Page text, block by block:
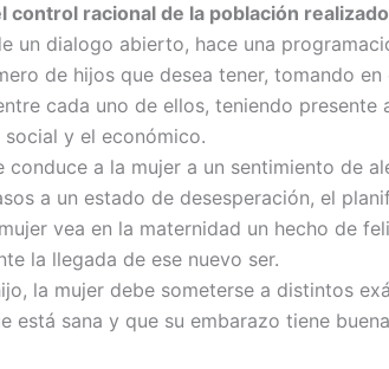
control racional de la población
un dialogo abierto, hace una
de hijos que desea tener, tomando en
cada uno de ellos, teniendo presente
y el económico.
conduce a la mujer a un sentimiento de
a un estado de desesperación, el
vea en la maternidad un hecho de
la llegada de ese nuevo ser.
la mujer debe someterse a distintos
está sana y que su embarazo tiene